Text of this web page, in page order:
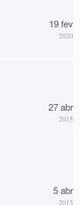
19 fev
2020
27 abr
2015
5 abr
2015